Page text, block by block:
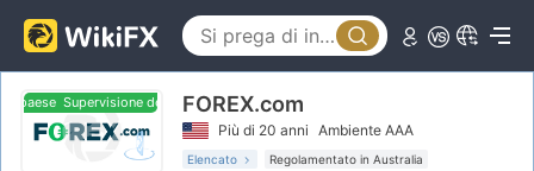
Supervisione del paese FOREX.com
Più di 20 anni Ambiente AAA
Elencato
Regolamentato in Australia
4
5
6